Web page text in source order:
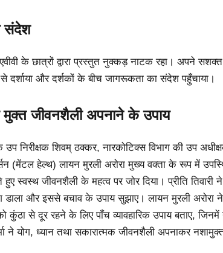
संदेश
के छात्रों द्वारा प्रस्तुत नुक्कड़ नाटक रहा। अपने
से दर्शाया और दर्शकों के बीच जागरूकता का संदेश पहुँचाया।
मुक्त जीवनशैली अपनाने के उपाय
निरीक्षक शिवम् ठक्कर, नारकोटिक्स विभाग की उप
(मेंटल हेल्थ) लायन मुरली अरोरा मुख्य वक्ता के रूप में
स्वस्थ जीवनशैली के महत्व पर जोर दिया। प्रीति
डाला और इससे बचाव के उपाय सुझाए। लायन मुरली
से दूर रहने के लिए पाँच व्यावहारिक उपाय बताए, जिनमें
ने योग, ध्यान तथा सकारात्मक जीवनशैली अपनाकर